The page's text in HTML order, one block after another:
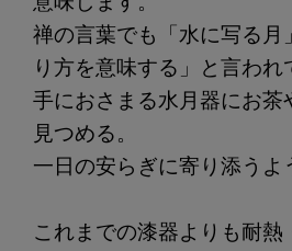
禅の言葉でも「水に写る月
り方を意味する」と言われ
手におさまる水月器にお茶
見つめる。
一日の安らぎに寄り添うよ
これまでの漆器よりも耐熱